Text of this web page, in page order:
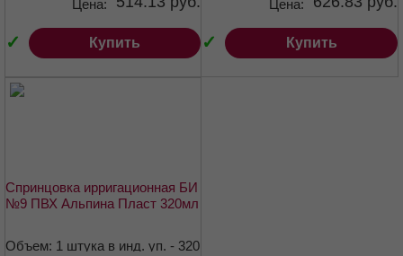
✓
Цена:
Купить ✓
Цена:
Купить
Спринцовка ирригационная БИ
№9 ПВХ Альпина Пласт 320мл
Объем: 1 штука в инд. уп. - 320